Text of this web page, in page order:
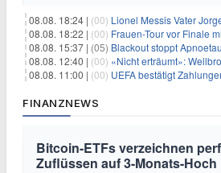
08.08. 18:24 | (00) Lionel Messis Vater Jorge im
08.08. 18:22 | (00) Frauen-Tour vor Finale mit
08.08. 15:37 | (05) Blackout stoppt
08.08. 12:40 | (00) «Nicht erträumt»: Wellbrock
08.08. 11:00 | (00) UEFA bestätigt Zahlungen an
FINANZNEWS
Bitcoin-ETFs verzeichnen
Zuflüssen auf 3-Monats-Hoch